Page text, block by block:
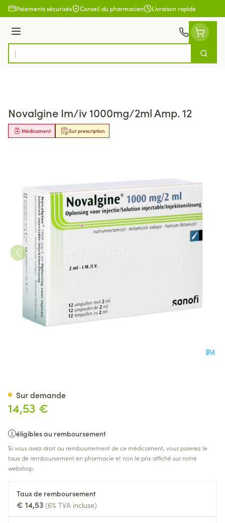
Aller au contenu
Paiements sécurisés Conseil du pharmacien Livraison rapide
Menu
Rechercher
Novalgine Im/iv 1000mg/2ml Amp. 12
Sur prescription
Médicament
14,53 €
éligibles au remboursement
Si vous avez droit au remboursement de ce médicament, vous paierez le
taux de remboursement en pharmacie et non le prix affiché sur notre
webshop.
Taux de remboursement
€ 14,53 (6% TVA incluse)
Sur demande